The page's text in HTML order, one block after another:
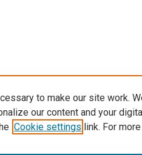
to make our site work.
our content and your
Cookie settings link. For